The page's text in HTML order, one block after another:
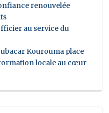
renouvelée
au service du
Kourouma place
locale au cœur